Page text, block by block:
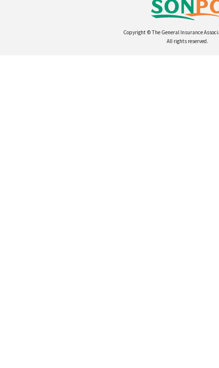
Copyright © The General Insurance
All rights reserved.